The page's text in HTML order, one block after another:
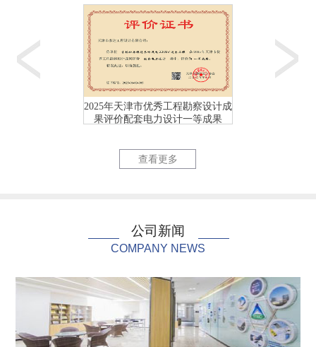
国网天津市电力公司充... 国网天津
2025年天津市优秀工程勘察设计成
果评价配套电力设计一等成果
2025年天津市优秀
查看更多
公司新闻
COMPANY NEWS